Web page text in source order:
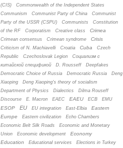
(CIS)
Commonwealth of the Independent States
Communism
Communist Party of China
Communist
Party of the USSR (CSPU)
Communists
Constitution
of the RF
Corporatism Creative class Crimea
Crimean consensus Crimean syndrome Crisis
Criticism of N. Machiavelli Croatia Cuba
Czech
Republic
Czechoslovak Legion
Cоциализм с
китайской спецификой
D. Rousseff
Deepfakes
Democratic Choice of Russia
Democratic Russia
Deng
Xiaoping
Deng Xiaoping's theory of socialism
Department of Physics
Dialectics
Dilma Rouseff
Discourse
E. Macron EAEC EAEU ECB EMU
ESOP EU EU integration East-Elbia
Eastern
Europe
Eastern civilization
Echo Chambers
Economic Belt Silk Roads
Economic and Monetary
Union
Economic development
Economy
Education
Educational services
Elections in Turkey